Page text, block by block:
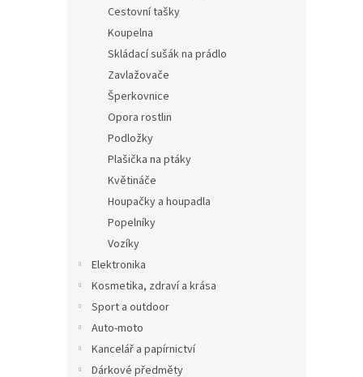
Cestovní tašky
Koupelna
Skládací sušák na prádlo
Zavlažovače
Šperkovnice
Opora rostlin
Podložky
Plašička na ptáky
Květináče
Houpačky a houpadla
Popelníky
Vozíky
Elektronika
Kosmetika, zdraví a krása
Sport a outdoor
Auto-moto
Kancelář a papírnictví
Dárkové předměty